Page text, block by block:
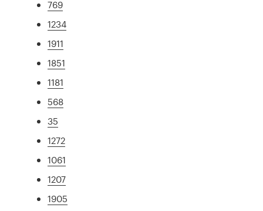
769
1234
1911
1851
1181
568
35
1272
1061
1207
1905